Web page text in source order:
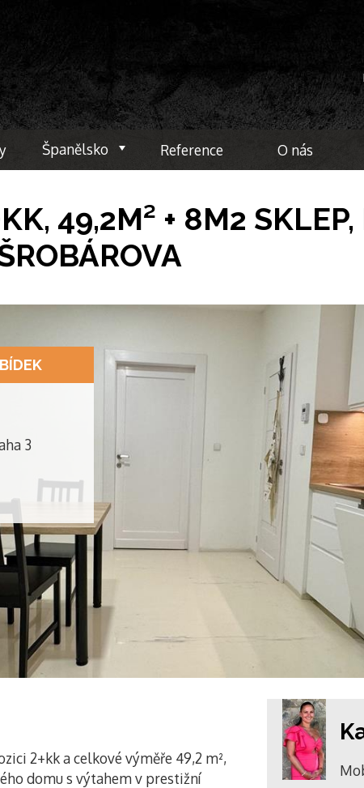
Španělsko Reference O nás
49,2M² + 8M2
3
2+kk a celkové výměře 49,2 m²,
domu s výtahem v prestižní